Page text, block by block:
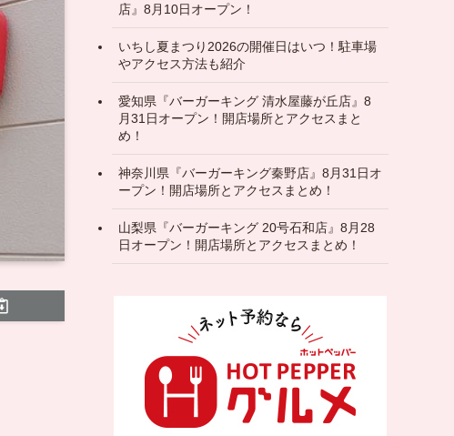
店』8月10日オープン！
いちし夏まつり2026の開催日はいつ！駐車場
やアクセス方法も紹介
愛知県『バーガーキング 清水屋藤が丘店』8
月31日オープン！開店場所とアクセスまと
め！
神奈川県『バーガーキング秦野店』8月31日オ
ープン！開店場所とアクセスまとめ！
山梨県『バーガーキング 20号石和店』8月28
日オープン！開店場所とアクセスまとめ！